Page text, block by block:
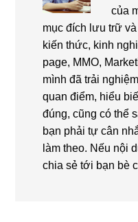
của
mục đích lưu trữ
kiến thức, kinh
page, MMO,
mình đã trải
quan điểm, hiểu
đúng, cũng có thể
bạn phải tự cân
làm theo. Nếu nội
chia sẻ tới bạn bè